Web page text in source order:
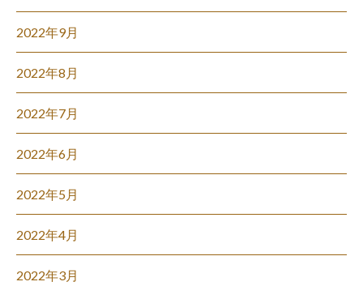
2022年9月
2022年8月
2022年7月
2022年6月
2022年5月
2022年4月
2022年3月